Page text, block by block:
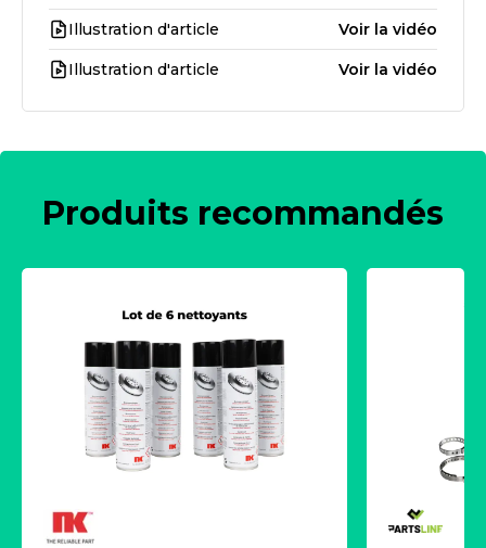
Illustration d'article Voir la vidéo
Illustration d'article Voir la vidéo
Produits recommandés